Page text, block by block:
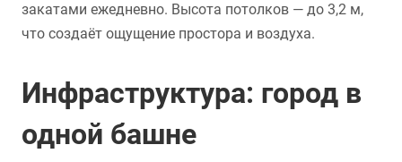
закатами ежедневно. Высота потолков — до 3,2 м,
что создаёт ощущение простора и воздуха.
Инфраструктура: город в
одной башне